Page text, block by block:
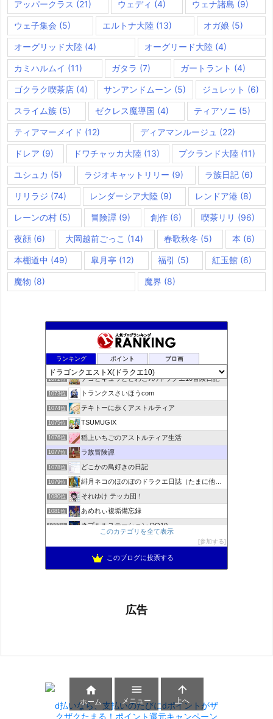
アッパークラス (21) ウェディ (4) ウェナ諸島 (9)
ウェ子集会 (5) エルトナ大陸 (13) オガ娘 (5)
オーグリッド大陸 (4) オーグリード大陸 (4)
カミハルムイ (11) ガタラ (7) ガートラント (4)
ゴクラク喫茶店 (4) サンアンドムーン (5) ジュレット (6)
スライム族 (5) ゼクレス魔導国 (4) ティアソニ (5)
ティアマーメイド (12) ディアマンルージュ (22)
ドレア (9) ドワチャッカ大陸(13) プクランド大陸 (11)
ユシュカ (5) ラジオキャットリリー (9) ラ族日記 (6)
リリラジ (74) レンダーシア大陸 (9) レンドア港 (8)
レーンの村 (5) 冒険譚(9) 創作(6) 喫茶リリ (96)
夜顔 (6) 大岡越前ごっこ (14) 春歌秋冬 (5) 本 (6)
本棚道中 (49) 皐月亭 (12) 福引 (5) 紅玉館(6)
魔物 (8) 魔界 (8)
ランキング ポイント ブロ画
咲くやこのはな
1071位 ドラクエ10ラウラの日常とチーム運営ブログ
1072位 デコとギュッとどわこ♪のドラクエ10冒険日記
1073位 トランクスさいほうcom
1074位 テキトーに歩くアストルティア
1075位 TSUMUGIX
1076位 稲上いちごのアストルティア生活
1077位 ラ族冒険譚
1078位 どこかの鳥好きの日記
1079位 緋月ネコのほのぼのドラクエ日誌（たまに他のことも書いてます)
1080位 それゆけ テッカ団！
1081位 あめれぃ複垢備忘録
1082位 ネプルルステーション DQ10
アリアドネからのお便り『Aria de nouvelles』
ぽんこつゲーマーのひみつきち
このカテゴリを全て表示
参加する
このブログに投票する
広告
d払いなら、支払いのたびにdポイントがザ
クザクたまる！ポイント還元キャンペーン

ホーム

メニュー

上へ